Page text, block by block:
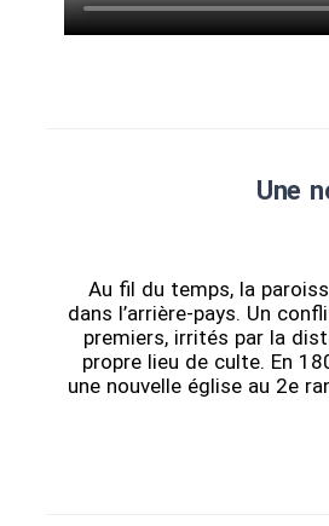
Une
Au fil du temps, la
dans l’arrière-pays. Un
premiers, irrités par la
propre lieu de culte. En
une nouvelle église au 2e